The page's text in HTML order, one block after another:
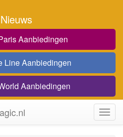
Nieuws
Aanbiedingen
Line Aanbiedingen
Aanbiedingen